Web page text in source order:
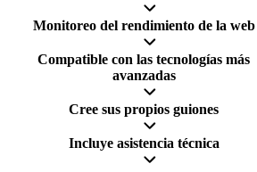
Monitoreo del rendimiento de la web
Compatible con las tecnologías más
avanzadas
Cree sus propios guiones
Incluye asistencia técnica